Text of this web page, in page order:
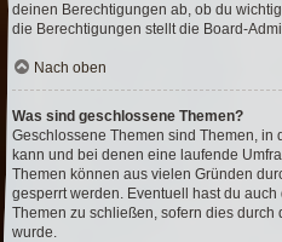
deinen Berechtigungen ab, ob du
die Berechtigungen stellt die Board-
Nach oben
Was sind geschlossene Themen?
Geschlossene Themen sind Themen, in
kann und bei denen eine laufende
Themen können aus vielen Gründen
gesperrt werden. Eventuell hast du
Themen zu schließen, sofern dies
wurde.